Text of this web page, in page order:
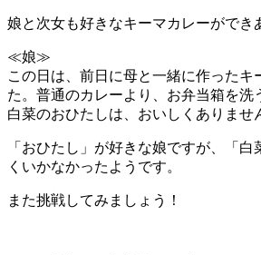
娘と次女も好きなキーマカレーができ
≪娘≫
この日は、前日に母と一緒に作ったキ
た。普通のカレーより、お弁当箱を洗
白菜のおひたしは、おいしくありませ
「おひたし」が好きな娘ですが、「
くいかなかったようです。
また挑戦してみましょう！